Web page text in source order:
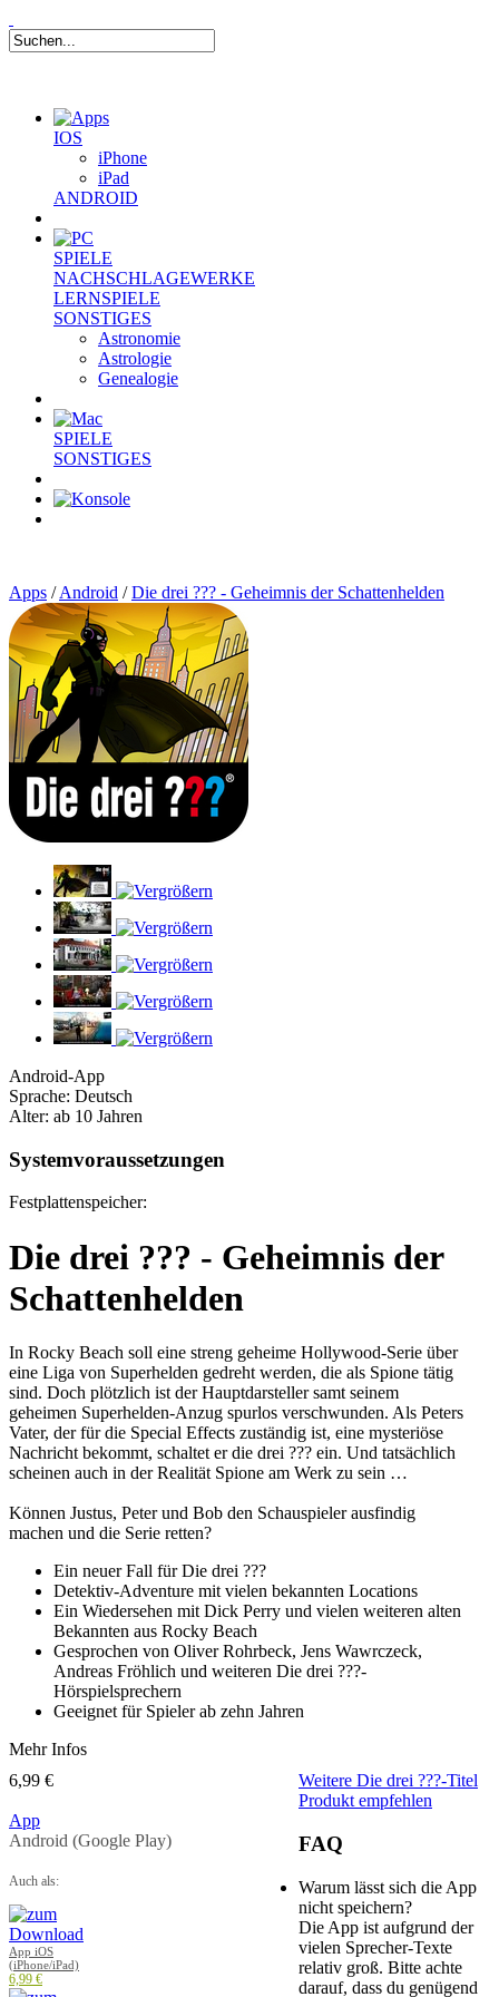
IOS
iPhone
iPad
ANDROID
SPIELE
NACHSCHLAGEWERKE
LERNSPIELE
SONSTIGES
Astronomie
Astrologie
Genealogie
SPIELE
SONSTIGES
Apps /Android /Die drei ??? - Geheimnis der Schattenhelden
Android-App
Sprache: Deutsch
Alter: ab 10 Jahren
Systemvoraussetzungen
Festplattenspeicher:
Die drei ??? - Geheimnis der
Schattenhelden
In Rocky Beach soll eine streng geheime Hollywood-Serie über
eine Liga von Superhelden gedreht werden, die als Spione tätig
sind. Doch plötzlich ist der Hauptdarsteller samt seinem
geheimen Superhelden-Anzug spurlos verschwunden. Als Peters
Vater, der für die Special Effects zuständig ist, eine mysteriöse
Nachricht bekommt, schaltet er die drei ??? ein. Und tatsächlich
scheinen auch in der Realität Spione am Werk zu sein …
Können Justus, Peter und Bob den Schauspieler ausfindig
machen und die Serie retten?
Ein neuer Fall für Die drei ???
Detektiv-Adventure mit vielen bekannten Locations
Ein Wiedersehen mit Dick Perry und vielen weiteren alten
Bekannten aus Rocky Beach
Gesprochen von Oliver Rohrbeck, Jens Wawrczeck,
Andreas Fröhlich und weiteren Die drei ???-
Hörspielsprechern
Geeignet für Spieler ab zehn Jahren
Mehr Infos
6,99 €
App
Android (Google Play)
Auch als:
App iOS
(iPhone/iPad)
6,99 €
Weitere Die drei ???-Titel
Produkt empfehlen
FAQ
Warum lässt sich die App
nicht speichern?
Die App ist aufgrund der
vielen Sprecher-Texte
relativ groß. Bitte achte
darauf, dass du genügend